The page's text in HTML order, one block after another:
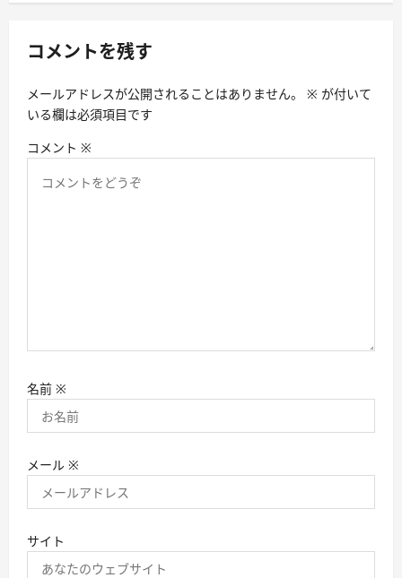
ョ
コメントを残す
メールアドレスが公開されることはありません。 ※ が付いて
いる欄は必須項目です
コメント ※
名前 ※
メール ※
サイト